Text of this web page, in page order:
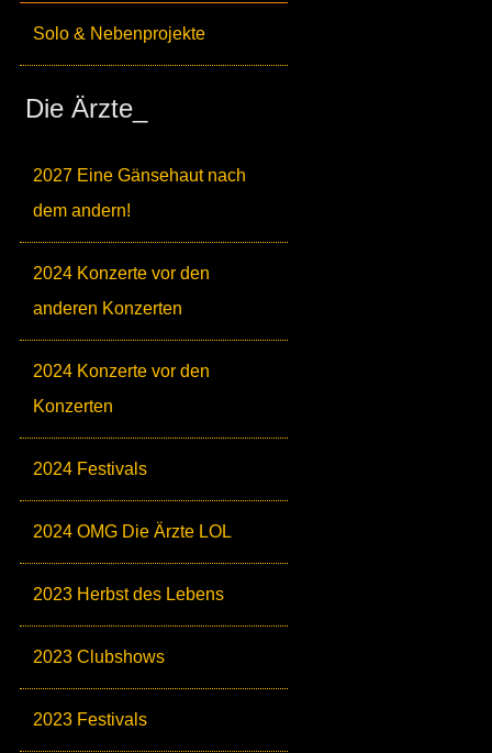
Solo & Nebenprojekte
Die Ärzte_
2027 Eine Gänsehaut nach
dem andern!
2024 Konzerte vor den
anderen Konzerten
2024 Konzerte vor den
Konzerten
2024 Festivals
2024 OMG Die Ärzte LOL
2023 Herbst des Lebens
2023 Clubshows
2023 Festivals